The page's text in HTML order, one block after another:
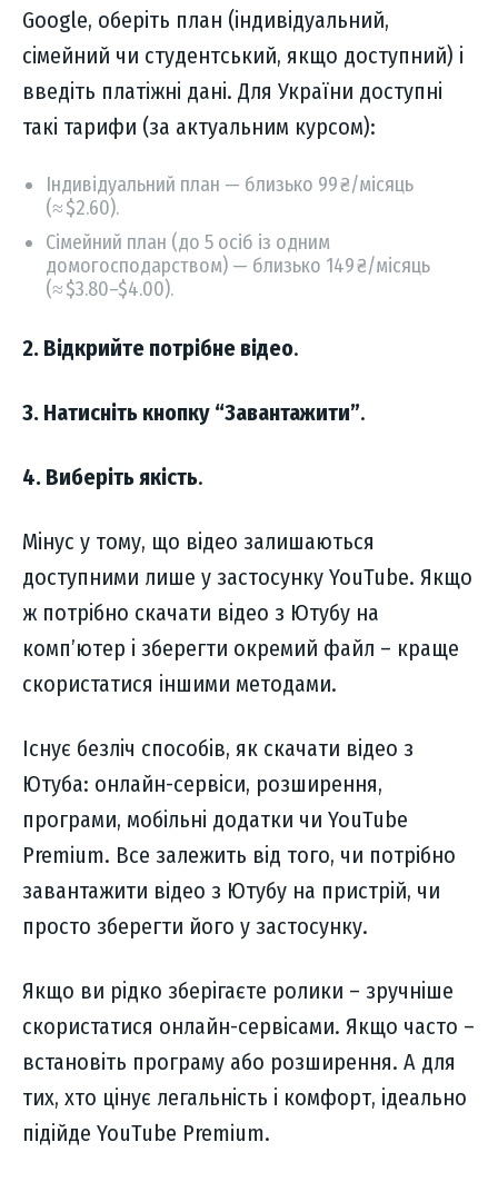
Google, оберіть план (індивідуальний,
сімейний чи студентський, якщо доступний) і
введіть платіжні дані. Для України доступні
такі тарифи (за актуальним курсом):
Індивідуальний план — близько 99 ₴/місяць
(≈ $2.60).
Сімейний план (до 5 осіб із одним
домогосподарством) — близько 149 ₴/місяць
(≈ $3.80–$4.00).
2. Відкрийте потрібне відео.
3. Натисніть кнопку “Завантажити”.
4. Виберіть якість.
Мінус у тому, що відео залишаються
доступними лише у застосунку YouTube. Якщо
ж потрібно скачати відео з Ютубу на
комп’ютер і зберегти окремий файл – краще
скористатися іншими методами.
Існує безліч способів, як скачати відео з
Ютуба: онлайн-сервіси, розширення,
програми, мобільні додатки чи YouTube
Premium. Все залежить від того, чи потрібно
завантажити відео з Ютубу на пристрій, чи
просто зберегти його у застосунку.
Якщо ви рідко зберігаєте ролики – зручніше
скористатися онлайн-сервісами. Якщо часто –
встановіть програму або розширення. А для
тих, хто цінує легальність і комфорт, ідеально
підійде YouTube Premium.